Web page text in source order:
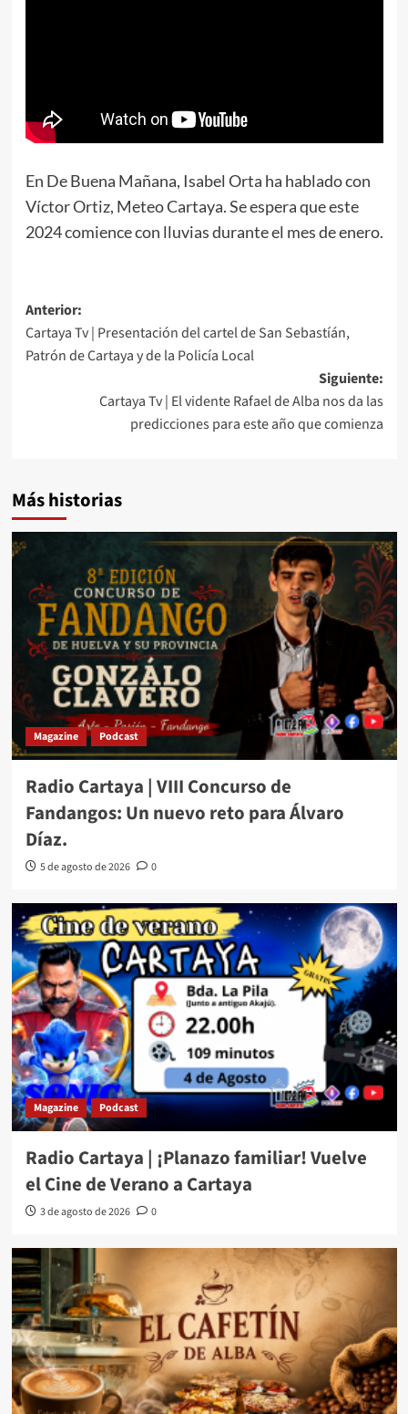
En De Buena Mañana, Isabel Orta ha hablado con
Víctor Ortiz, Meteo Cartaya. Se espera que este
2024 comience con lluvias durante el mes de enero.
Anterior:
Cartaya Tv | Presentación del cartel de San Sebastíán,
Patrón de Cartaya y de la Policía Local
Siguiente:
Cartaya Tv | El vidente Rafael de Alba nos da las
predicciones para este año que comienza
Más historias
Magazine Podcast
Radio Cartaya | VIII Concurso de
Fandangos: Un nuevo reto para Álvaro
Díaz.
5 de agosto de 2026 0
Magazine Podcast
Radio Cartaya | ¡Planazo familiar! Vuelve
el Cine de Verano a Cartaya
3 de agosto de 2026 0